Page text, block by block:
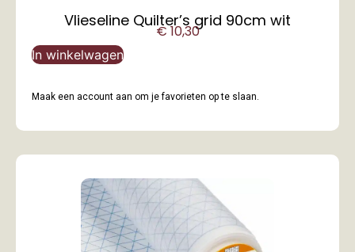
Vlieseline Quilter’s grid 90cm wit
€10,30
In winkelwagen
Maak een account aan om je favorieten op te slaan.